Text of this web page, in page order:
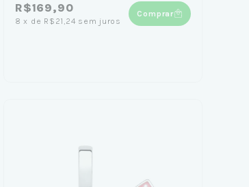
R$169,90
8 x de R$21,24 sem juros
Comprar